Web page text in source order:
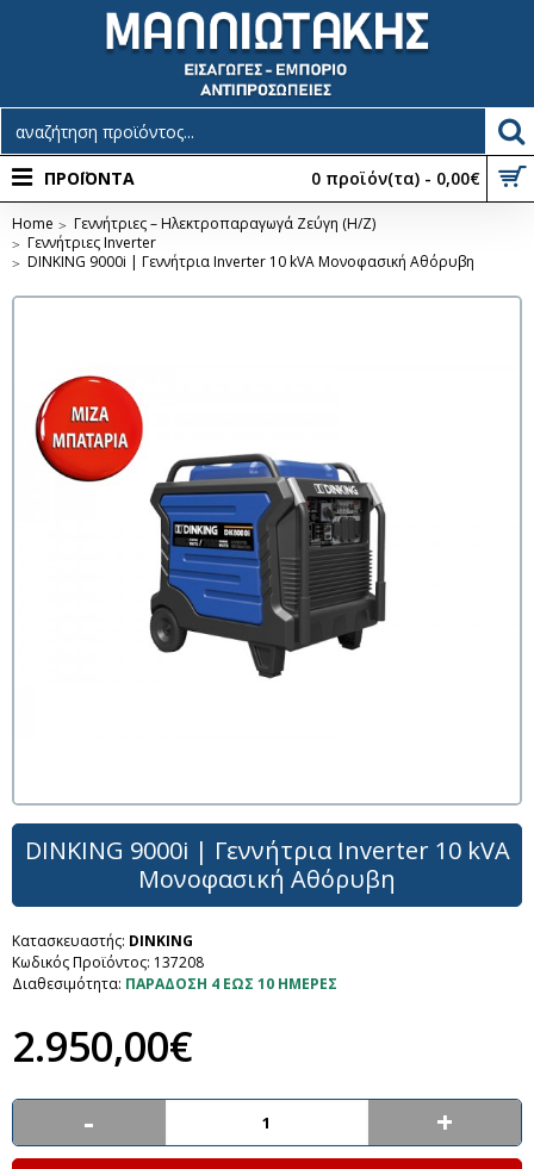
0 προϊόν(τα) - 0,00€
ΠΡΟΪΟΝΤΑ
Home
Γεννήτριες – Ηλεκτροπαραγωγά Ζεύγη (Η/Ζ)
Γεννήτριες Inverter
DINKING 9000i | Γεννήτρια Inverter 10 kVA Μονοφασική Αθόρυβη
DINKING 9000i | Γεννήτρια Inverter 10 kVA
Μονοφασική Αθόρυβη
Κατασκευαστής: DINKING
Κωδικός Προϊόντος: 137208
Διαθεσιμότητα: ΠΑΡΑΔΟΣΗ 4 ΕΩΣ 10 ΗΜΕΡΕΣ
2.950,00€
- +